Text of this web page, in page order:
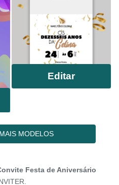
Editar
MODELOS
Festa de Aniversário